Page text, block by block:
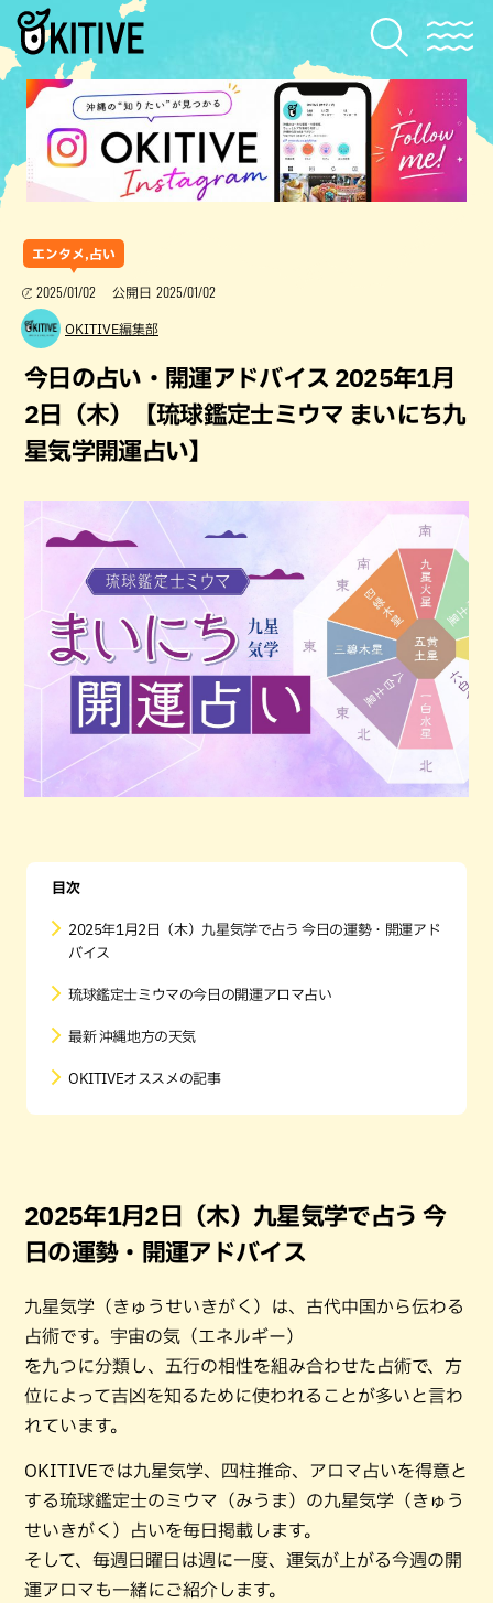
エンタメ,占い
2025/01/02 公開日 2025/01/02
OKITIVE編集部
今日の占い・開運アドバイス 2025年1月
2日（木）【琉球鑑定士ミウマ まいにち九
星気学開運占い】
目次
2025年1月2日（木）九星気学で占う 今日の運勢・開運アド
バイス
琉球鑑定士ミウマの今日の開運アロマ占い
最新 沖縄地方の天気
OKITIVEオススメの記事
2025年1月2日（木）九星気学で占う 今
日の運勢・開運アドバイス
九星気学（きゅうせいきがく）は、古代中国から伝わる
占術です。宇宙の気（エネルギー）
を九つに分類し、五行の相性を組み合わせた占術で、方
位によって吉凶を知るために使われることが多いと言わ
れています。
OKITIVEでは九星気学、四柱推命、アロマ占いを得意と
する琉球鑑定士のミウマ（みうま）の九星気学（きゅう
せいきがく）占いを毎日掲載します。
そして、毎週日曜日は週に一度、運気が上がる今週の開
運アロマも一緒にご紹介します。